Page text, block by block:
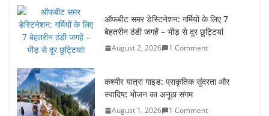
ऑफबीट समर डेस्टिनेशन: गर्मियों के लिए 7
बेहतरीन ठंडी जगहें – भीड़ से दूर छुट्टियां
August 2, 2026 1 Comment
कश्मीर यात्रा गाइड: प्राकृतिक सुंदरता और
स्वादिष्ट भोजन का अनूठा संगम
August 1, 2026 1 Comment